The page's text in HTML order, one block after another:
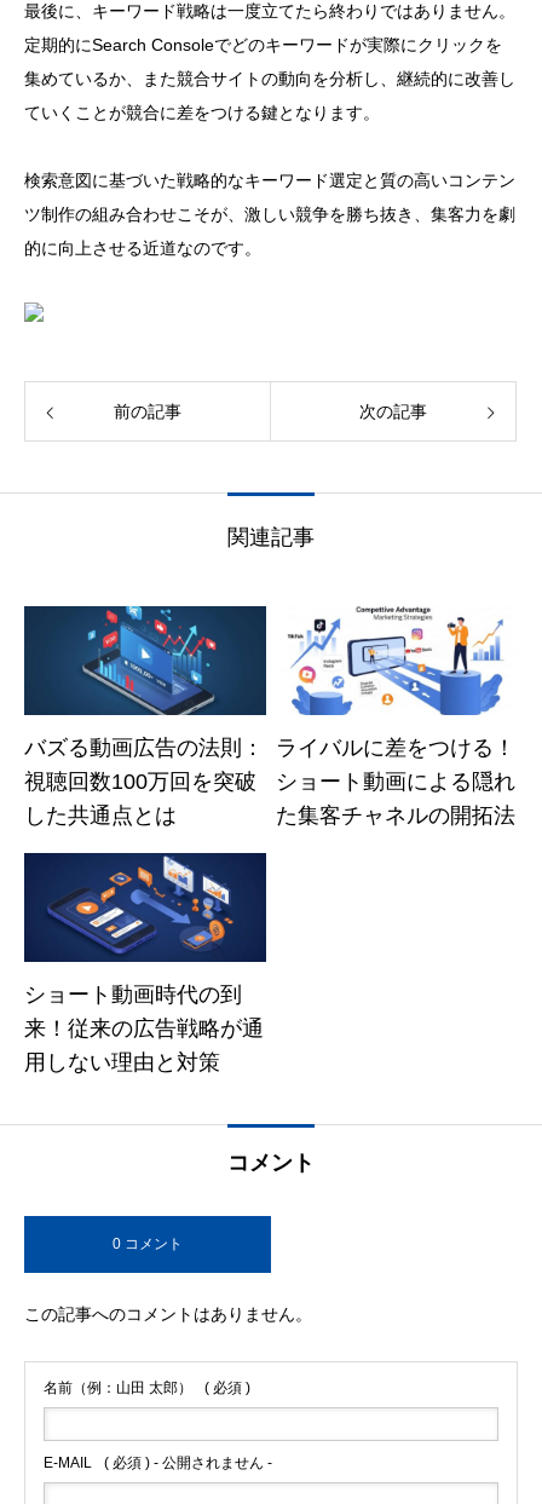
最後に、キーワード戦略は一度立てたら終わりではありません。
定期的にSearch Consoleでどのキーワードが実際にクリックを
集めているか、また競合サイトの動向を分析し、継続的に改善し
ていくことが競合に差をつける鍵となります。
検索意図に基づいた戦略的なキーワード選定と質の高いコンテン
ツ制作の組み合わせこそが、激しい競争を勝ち抜き、集客力を劇
的に向上させる近道なのです。
前の記事 次の記事
関連記事
バズる動画広告の法則：
視聴回数100万回を突破
した共通点とは
ライバルに差をつける！
ショート動画による隠れ
た集客チャネルの開拓法
ショート動画時代の到
来！従来の広告戦略が通
用しない理由と対策
コメント
0 コメント
この記事へのコメントはありません。
名前（例：山田 太郎） ( 必須 )
E-MAIL ( 必須 ) - 公開されません -